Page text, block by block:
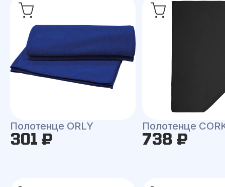
Полотенце ORLY
301 ₽
Полотенце
738 ₽